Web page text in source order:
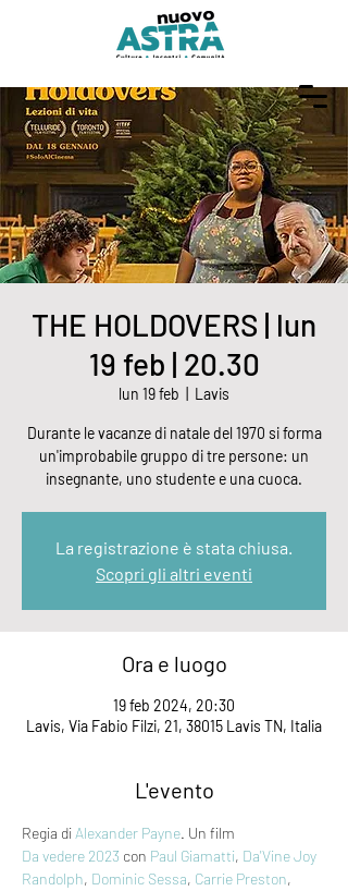
THE HOLDOVERS | lun
19 feb | 20.30
lun 19 feb Lavis
Durante le vacanze di natale del 1970 si forma
un'improbabile gruppo di tre persone: un
insegnante, uno studente e una cuoca.
La registrazione è stata chiusa.
Scopri gli altri eventi
Ora e luogo
19 feb 2024, 20:30
Lavis, Via Fabio Filzi, 21, 38015 Lavis TN, Italia
L'evento
Regia di Alexander Payne. Un film
Da vedere 2023 con Paul Giamatti, Da'Vine Joy
Randolph, Dominic Sessa, Carrie Preston,